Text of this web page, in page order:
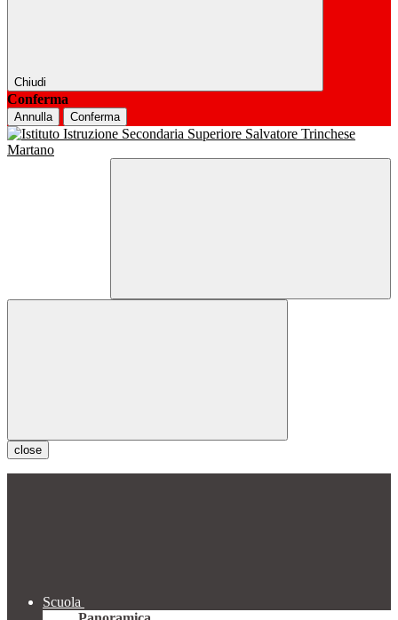
Chiudi
Conferma
Annulla Conferma
close
Scuola